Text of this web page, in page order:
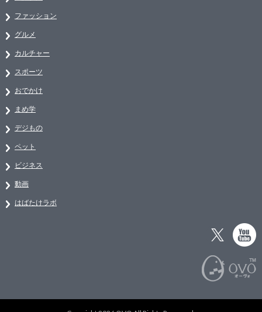
ファッション
グルメ
カルチャー
スポーツ
おでかけ
まめ学
デジもの
ペット
ビジネス
動画
はばたけラボ